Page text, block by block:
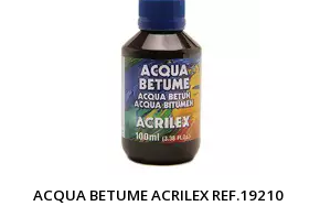
ACQUA BETUME ACRILEX REF.19210